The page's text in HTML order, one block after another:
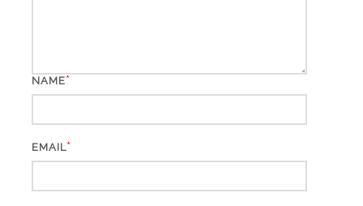
NAME*
EMAIL*